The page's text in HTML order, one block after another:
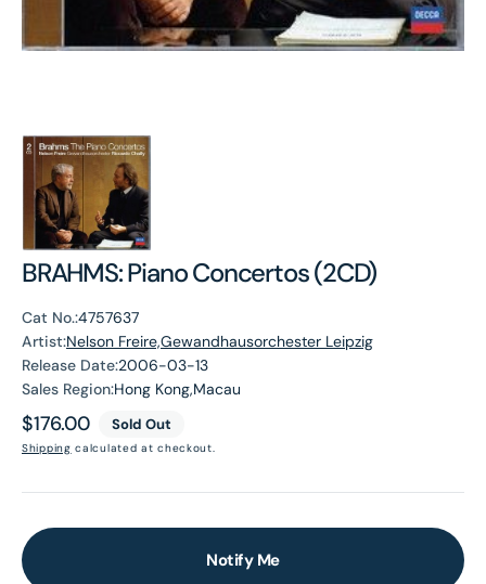
BRAHMS: Piano Concertos (2CD)
Cat No.:4757637
Artist:Nelson Freire,Gewandhausorchester Leipzig
Release Date:2006-03-13
Sales Region:Hong Kong,Macau
Regular
price
$176.00 Sold Out
Shipping calculated at checkout.
Notify Me